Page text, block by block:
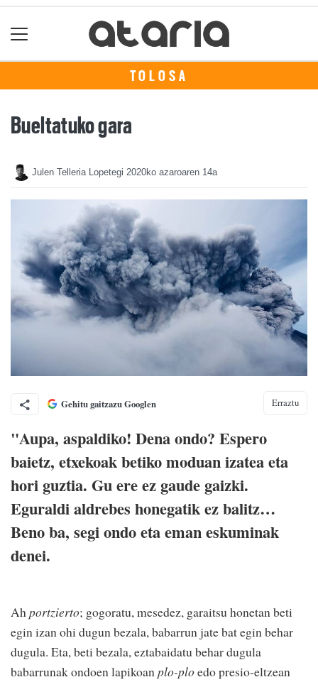
TOLOSA
Bueltatuko gara
Julen Telleria Lopetegi 2020ko azaroaren 14a
Gehitu gaitzazu Googlen Erraztu
"Aupa, aspaldiko! Dena ondo? Espero
baietz, etxekoak betiko moduan izatea eta
hori guztia. Gu ere ez gaude gaizki.
Eguraldi aldrebes honegatik ez balitz…
Beno ba, segi ondo eta eman eskuminak
denei.
Ahportzierto; gogoratu, mesedez, garaitsu honetan beti
egin izan ohi dugun bezala, babarrun jate bat egin behar
dugula. Eta, beti bezala, eztabaidatu behar dugula
babarrunak ondoen lapikoanplo-ploedo presio-eltzean